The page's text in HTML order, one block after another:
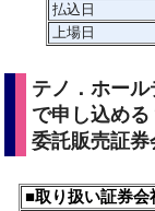
払込日
上場日
テノ．ホー
で申し込める
委託販売証券
■取り扱い証券会